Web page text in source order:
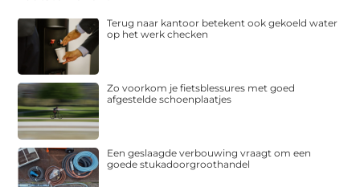
Terug naar kantoor betekent ook gekoeld water
op het werk checken
Zo voorkom je fietsblessures met goed
afgestelde schoenplaatjes
Een geslaagde verbouwing vraagt om een
goede stukadoorgroothandel